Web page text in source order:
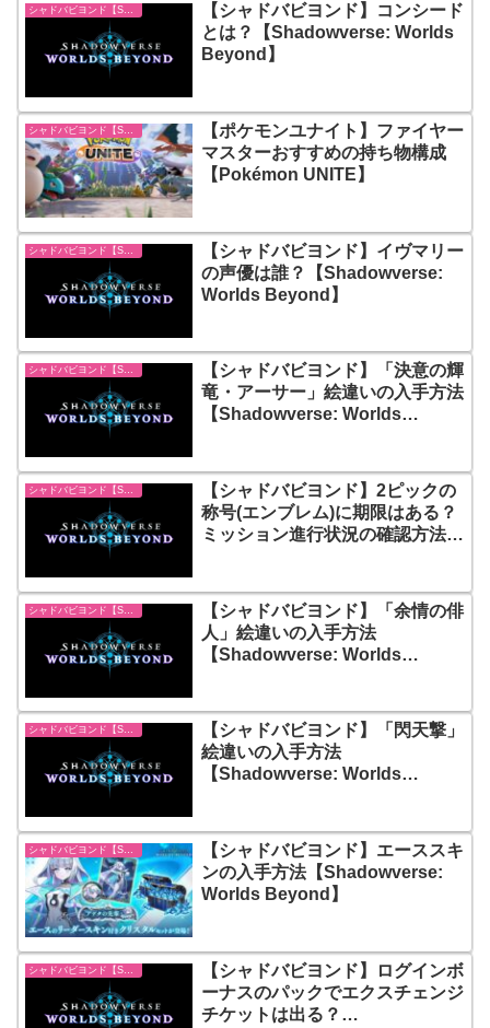
シャドバビヨンド【Shadowverse: Worlds Beyond】
【シャドバビヨンド】コンシード
とは？【Shadowverse: Worlds
Beyond】
シャドバビヨンド【Shadowverse: Worlds Beyond】
【ポケモンユナイト】ファイヤー
マスターおすすめの持ち物構成
【Pokémon UNITE】
【シャドバビヨンド】イヴマリー
の声優は誰？【Shadowverse:
Worlds Beyond】
シャドバビヨンド【Shadowverse: Worlds Beyond】
【シャドバビヨンド】「決意の輝
竜・アーサー」絵違いの入手方法
【Shadowverse: Worlds
シャドバビヨンド【Shadowverse: Worlds Beyond】
【シャドバビヨンド】2ピックの
称号(エンブレム)に期限はある？
ミッション進行状況の確認方法
【シャドバビヨンド】「余情の俳
人」絵違いの入手方法
【Shadowverse: Worlds
シャドバビヨンド【Shadowverse: Worlds Beyond】
【シャドバビヨンド】「閃天撃」
絵違いの入手方法
【Shadowverse: Worlds
シャドバビヨンド【Shadowverse: Worlds Beyond】
【シャドバビヨンド】エーススキ
ンの入手方法【Shadowverse:
Worlds Beyond】
【シャドバビヨンド】ログインボ
ーナスのパックでエクスチェンジ
チケットは出る？